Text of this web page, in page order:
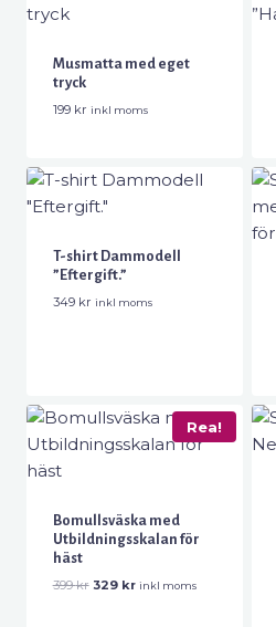
Musmatta med eget
tryck
199 kr inkl moms
T-shirt Dammodell
”Eftergift.”
349 kr inkl moms
Rea!
Bomullsväska med
Utbildningsskalan för
häst
399kr Det
329 krDet
inkl moms